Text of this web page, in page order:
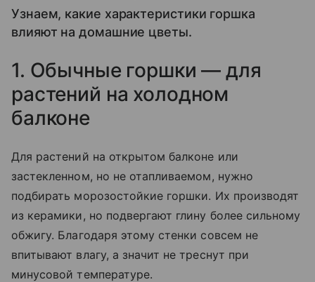
Узнаем, какие характеристики горшка
влияют на домашние цветы.
1. Обычные горшки — для
растений на холодном
балконе
Для растений на открытом балконе или
застекленном, но не отапливаемом, нужно
подбирать морозостойкие горшки. Их производят
из керамики, но подвергают глину более сильному
обжигу. Благодаря этому стенки совсем не
впитывают влагу, а значит не треснут при
минусовой температуре.